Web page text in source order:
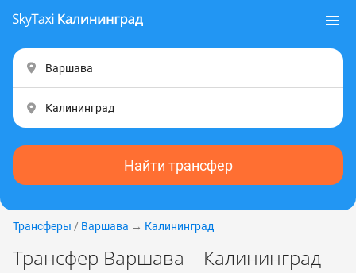
Найти трансфер
Трансферы / Варшава → Калининград
Трансфер Варшава – Калининград